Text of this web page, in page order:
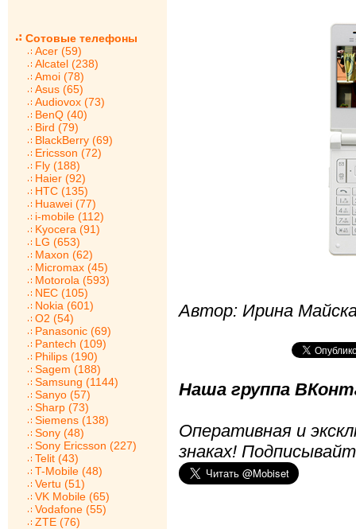
Сотовые телефоны
Acer (59)
Alcatel (238)
Amoi (78)
Asus (65)
Audiovox (73)
BenQ (40)
Bird (79)
BlackBerry (69)
Ericsson (72)
Fly (188)
Haier (92)
HTC (135)
Huawei (77)
i-mobile (112)
Kyocera (91)
LG (653)
Maxon (62)
Micromax (45)
Motorola (593)
NEC (105)
Nokia (601)
O2 (54)
Panasonic (69)
Pantech (109)
Philips (190)
Sagem (188)
Samsung (1144)
Sanyo (57)
Sharp (73)
Siemens (138)
Sony (48)
Sony Ericsson (227)
Telit (43)
T-Mobile (48)
Vertu (51)
VK Mobile (65)
Vodafone (55)
ZTE (76)
Автор: Ирина
Наша группа
Оперативная и
знаках!